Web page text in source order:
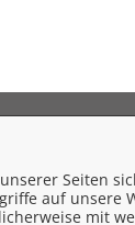
Seiten
auf unsere
mit